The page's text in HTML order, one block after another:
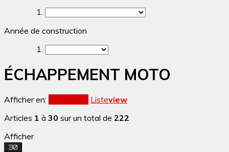
Année de construction
ÉCHAPPEMENT MOTO
Afficher en: Listeview
Articles 1 à 30 sur un total de 222
Afficher
30